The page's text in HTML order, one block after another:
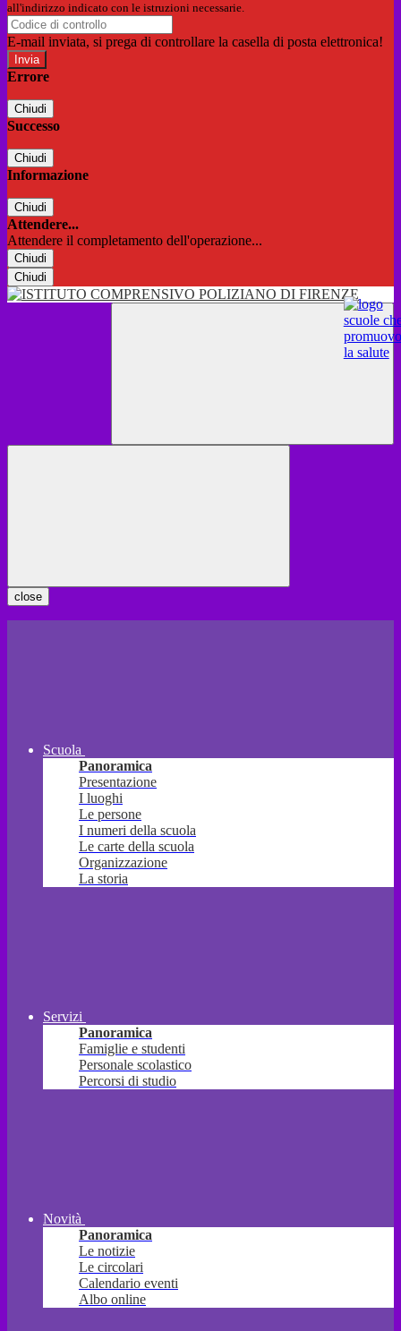
all'indirizzo indicato con le istruzioni necessarie.
E-mail inviata, si prega di controllare la casella di posta elettronica!
Errore
Chiudi
Successo
Chiudi
Informazione
Chiudi
Attendere...
Attendere il completamento dell'operazione...
Chiudi
Chiudi
close
Scuola
Panoramica
Presentazione
I luoghi
Le persone
I numeri della scuola
Le carte della scuola
Organizzazione
La storia
Servizi
Panoramica
Famiglie e studenti
Personale scolastico
Percorsi di studio
Novità
Panoramica
Le notizie
Le circolari
Calendario eventi
Albo online